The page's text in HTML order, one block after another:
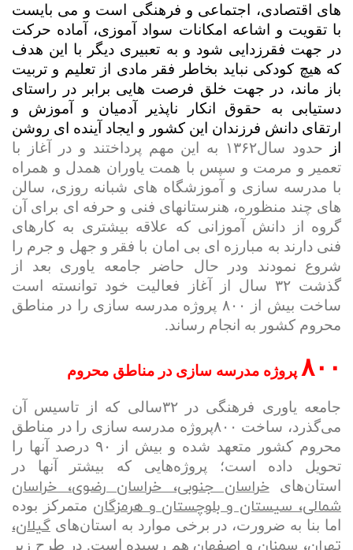
های اقتصادی، اجتماعی و فرهنگی است و می بایست
با تقویت و اشاعه امکانات سواد آموزی، آماده حرکت
در جهت فقرزدایی شود و به تعبیری دیگر با این هدف
که هیچ کودکی نباید بخاطر فقر مادی از تعلیم و تربیت
باز ماند، در جهت خلق فرصت هایی برابر در راستای
دستیابی به حقوق انکار ناپذیر آدمیان و آموزش و
ارتقای دانش فرزندان این کشور و ایجاد آینده ای روشن
از
حدود سال۱۳۶۲ به این مهم پرداختند و در آغاز با
تعمیر و مرمت و سپس با همت یاوران همدل و همراه
با مدرسه سازی و آموزشگاه های شبانه روزی، سالن
های چند منظوره، هنرستانهای فنی و حرفه ای برای آن
گروه از دانش آموزانی که علاقه بیشتری به کارهای
فنی دارند به مبارزه ای بی امان با فقر و جهل و جرم را
شروع نمودند ودر حال حاضر جامعه یاوری بعد از
گذشت ۳۲
سال از آغاز فعالیت خود توانسته است
ساخت بیش از ۸۰۰
پروژه مدرسه سازی را در مناطق
محروم کشور به انجام رساند.
۸۰۰ پروژه مدرسه سازی در مناطق محروم
جامعه یاوری فرهنگی در ۳۲سالی که از تاسیس آن
می‌گذرد، ساخت ۸۰۰پروژه مدرسه‌ سازی را در مناطق
محروم کشور متعهد شده و بیش از ۹۰ درصد آنها را
تحویل داده است؛ پروژه‌هایی که بیشتر آنها در
استان‌هایخراسان جنوبی، خراسان رضوی، خراسان
شمالی، سیستان و بلوچستان و هرمزگان متمرکز بوده
اما بنا به ضرورت، در برخی موارد به استان‌های گیلان،
هم رسیده است. در طرح زیر